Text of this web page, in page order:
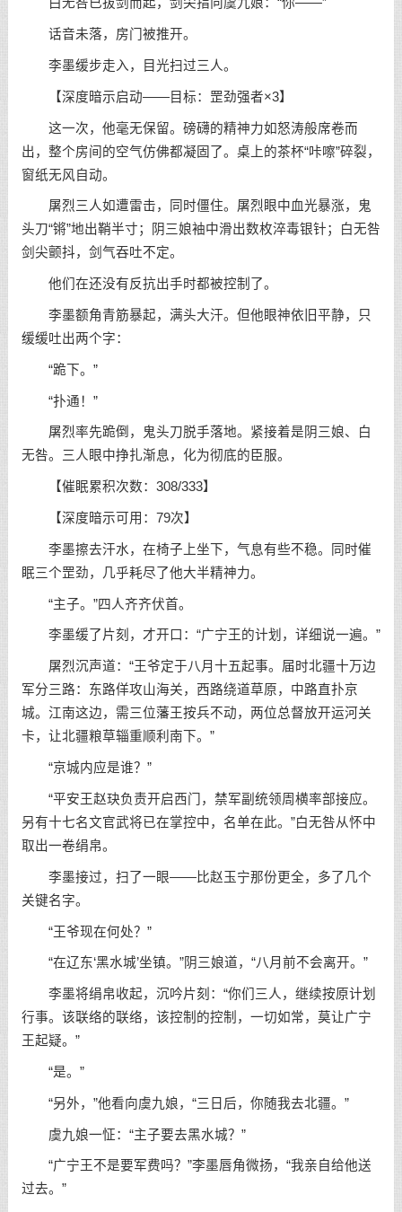
白无咎已拔剑而起，剑尖指向虞九娘：“你——”
话音未落，房门被推开。
李墨缓步走入，目光扫过三人。
【深度暗示启动——目标：罡劲强者×3】
这一次，他毫无保留。磅礴的精神力如怒涛般席卷而
出，整个房间的空气仿佛都凝固了。桌上的茶杯“咔嚓”碎裂，
窗纸无风自动。
屠烈三人如遭雷击，同时僵住。屠烈眼中血光暴涨，鬼
头刀“锵”地出鞘半寸；阴三娘袖中滑出数枚淬毒银针；白无咎
剑尖颤抖，剑气吞吐不定。
他们在还没有反抗出手时都被控制了。
李墨额角青筋暴起，满头大汗。但他眼神依旧平静，只
缓缓吐出两个字：
“跪下。”
“扑通！”
屠烈率先跪倒，鬼头刀脱手落地。紧接着是阴三娘、白
无咎。三人眼中挣扎渐息，化为彻底的臣服。
【催眠累积次数：308/333】
【深度暗示可用：79次】
李墨擦去汗水，在椅子上坐下，气息有些不稳。同时催
眠三个罡劲，几乎耗尽了他大半精神力。
“主子。”四人齐齐伏首。
李墨缓了片刻，才开口：“广宁王的计划，详细说一遍。”
屠烈沉声道：“王爷定于八月十五起事。届时北疆十万边
军分三路：东路佯攻山海关，西路绕道草原，中路直扑京
城。江南这边，需三位藩王按兵不动，两位总督放开运河关
卡，让北疆粮草辎重顺利南下。”
“京城内应是谁？”
“平安王赵玦负责开启西门，禁军副统领周横率部接应。
另有十七名文官武将已在掌控中，名单在此。”白无咎从怀中
取出一卷绢帛。
李墨接过，扫了一眼——比赵玉宁那份更全，多了几个
关键名字。
“王爷现在何处？”
“在辽东‘黑水城’坐镇。”阴三娘道，“八月前不会离开。”
李墨将绢帛收起，沉吟片刻：“你们三人，继续按原计划
行事。该联络的联络，该控制的控制，一切如常，莫让广宁
王起疑。”
“是。”
“另外，”他看向虞九娘，“三日后，你随我去北疆。”
虞九娘一怔：“主子要去黑水城？”
“广宁王不是要军费吗？”李墨唇角微扬，“我亲自给他送
过去。”